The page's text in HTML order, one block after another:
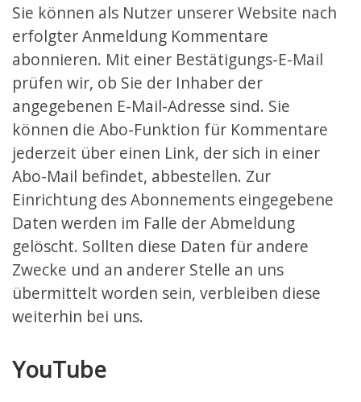
Sie können als Nutzer unserer Website nach
erfolgter Anmeldung Kommentare
abonnieren. Mit einer Bestätigungs-E-Mail
prüfen wir, ob Sie der Inhaber der
angegebenen E-Mail-Adresse sind. Sie
können die Abo-Funktion für Kommentare
jederzeit über einen Link, der sich in einer
Abo-Mail befindet, abbestellen. Zur
Einrichtung des Abonnements eingegebene
Daten werden im Falle der Abmeldung
gelöscht. Sollten diese Daten für andere
Zwecke und an anderer Stelle an uns
übermittelt worden sein, verbleiben diese
weiterhin bei uns.
YouTube